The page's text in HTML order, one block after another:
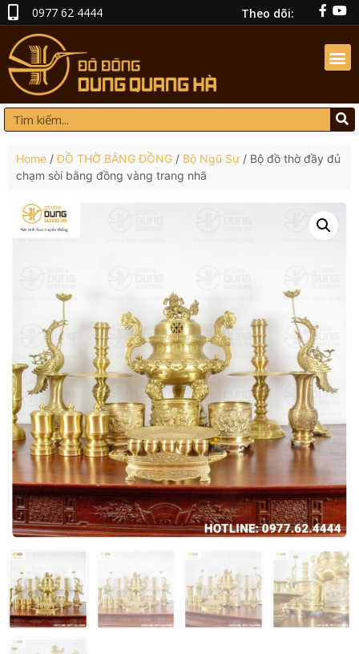
0977 62 4444 Theo dõi:
Home /ĐỒ THỜ BẰNG ĐỒNG / Bộ Ngũ Sự / Bộ đồ thờ đầy đủ
chạm sòi bằng đồng vàng trang nhã